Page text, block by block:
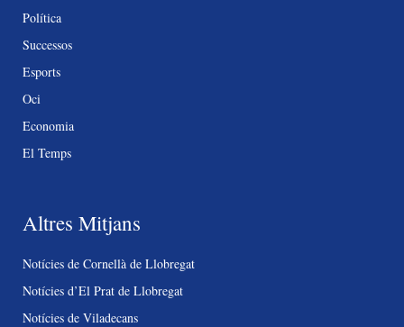
Política
Successos
Esports
Oci
Economia
El Temps
Altres Mitjans
Notícies de Cornellà de Llobregat
Notícies d’El Prat de Llobregat
Notícies de Viladecans